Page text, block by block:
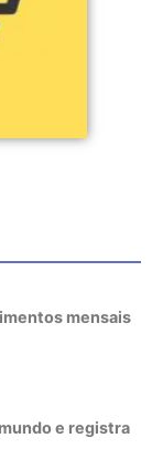
mensais
e registra